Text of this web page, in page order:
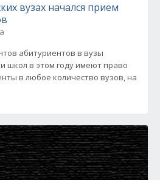
вузах начался прием
абитуриентов в вузы
школ в этом году имеют право
в любое количество вузов, на